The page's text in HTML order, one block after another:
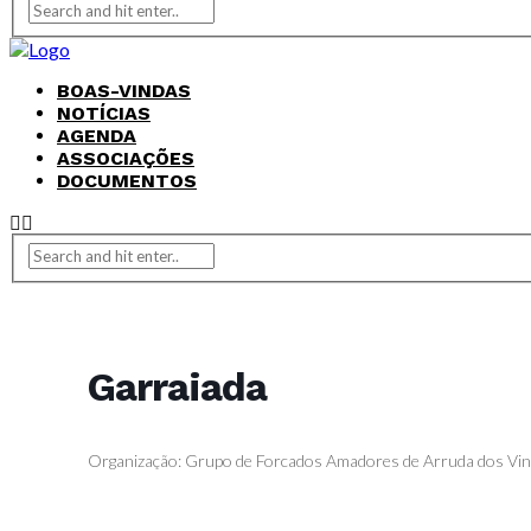
BOAS-VINDAS
NOTÍCIAS
AGENDA
ASSOCIAÇÕES
DOCUMENTOS
Garraiada
Organização: Grupo de Forcados Amadores de Arruda dos